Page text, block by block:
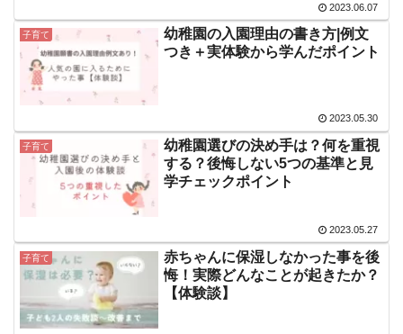
2023.06.07
子育て
幼稚園の入園理由の書き方|例文
つき＋実体験から学んだポイント
2023.05.30
子育て
幼稚園選びの決め手は？何を重視
する？後悔しない5つの基準と見
学チェックポイント
2023.05.27
子育て
赤ちゃんに保湿しなかった事を後
悔！実際どんなことが起きたか？
【体験談】